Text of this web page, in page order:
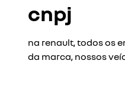
cnpj
na renault, todos os
da marca, nossos